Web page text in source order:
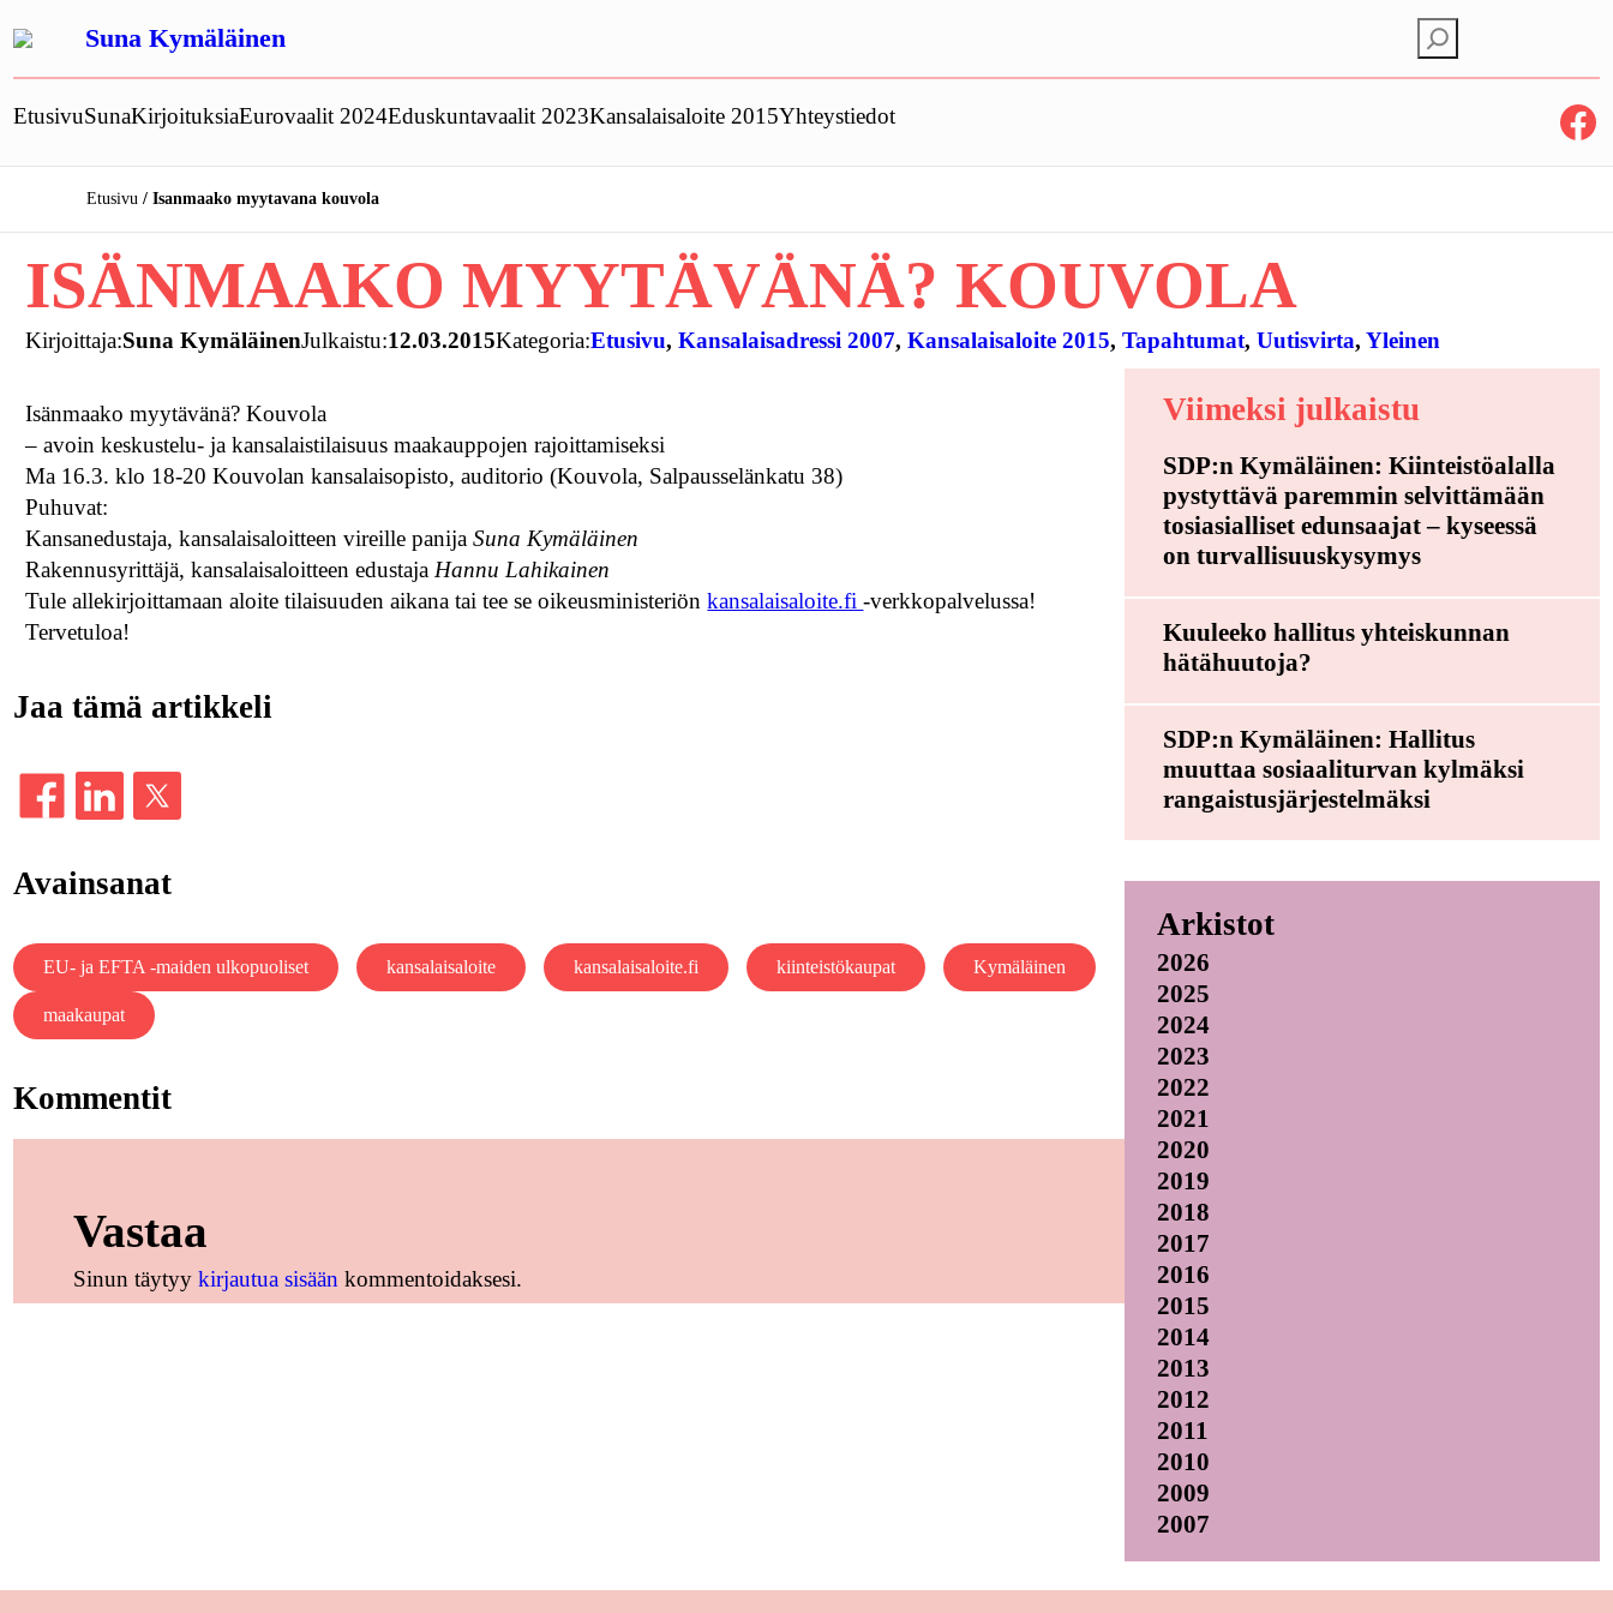
sisältöön
Suna Kymäläinen
E
t
EtusivuSunaKirjoituksiaEurovaalit 2024Eduskuntavaalit 2023Kansalaisaloite 2015Yhteystiedot Facebook
Etusivu Isanmaako myytavana kouvola
ISÄNMAAKO MYYTÄVÄNÄ? KOUVOLA
Kirjoittaja:Suna KymäläinenJulkaistu:12.03.2015Kategoria:Etusivu, Kansalaisadressi 2007, Kansalaisaloite 2015, Tapahtumat, Uutisvirta, Yleinen
Isänmaako myytävänä? Kouvola
– avoin keskustelu- ja kansalaistilaisuus maakauppojen rajoittamiseksi
Ma 16.3. klo 18-20 Kouvolan kansalaisopisto, auditorio (Kouvola, Salpausselänkatu 38)
Puhuvat:
Kansanedustaja, kansalaisaloitteen vireille panijaSuna Kymäläinen
Rakennusyrittäjä, kansalaisaloitteen edustaja Hannu Lahikainen
Tule allekirjoittamaan aloite tilaisuuden aikana tai tee se oikeusministeriönkansalaisaloite.fi-verkkopalvelussa!
Tervetuloa!
Jaa tämä artikkeli
Avainsanat
EU- ja EFTA -maiden ulkopuoliset kansalaisaloite kansalaisaloite.fi kiinteistökaupat Kymäläinen
maakaupat
Kommentit
Vastaa
Sinun täytyy kirjautua sisään kommentoidaksesi.
Viimeksi julkaistu
SDP:n Kymäläinen: Kiinteistöalalla
pystyttävä paremmin selvittämään
tosiasialliset edunsaajat – kyseessä
on turvallisuuskysymys
Kuuleeko hallitus yhteiskunnan
hätähuutoja?
SDP:n Kymäläinen: Hallitus
muuttaa sosiaaliturvan kylmäksi
rangaistusjärjestelmäksi
Arkistot
2026
2025
2024
2023
2022
2021
2020
2019
2018
2017
2016
2015
2014
2013
2012
2011
2010
2009
2007